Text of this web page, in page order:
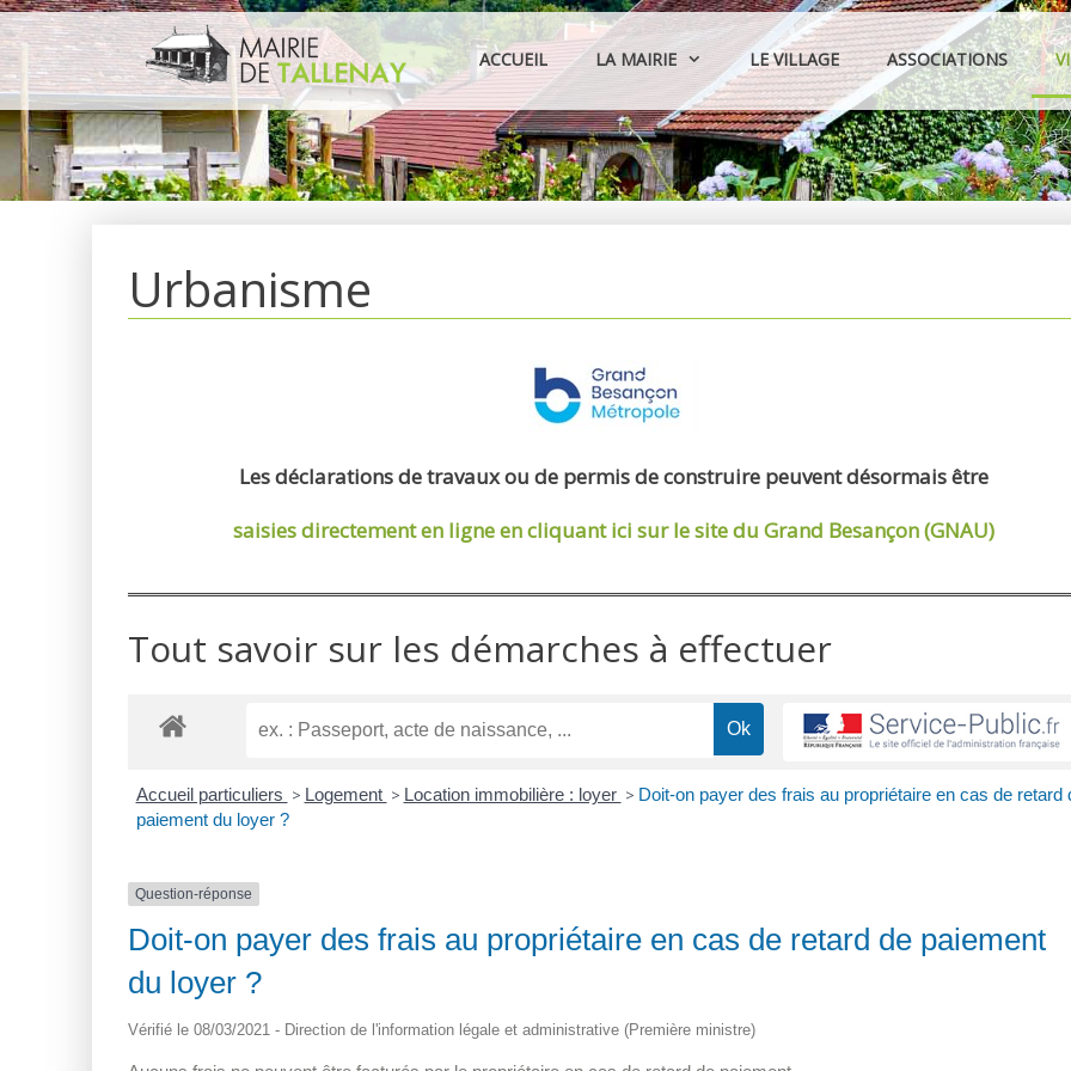
Aller
au
contenu
ACCUEIL LA MAIRIE LE VILLAGE ASSOCIATIONS
Urbanisme
Les déclarations de travaux ou de permis de construire peuvent désormais être
saisies directement en ligneen cliquant ici sur le site du Grand Besançon (GNAU)
Tout savoir sur les démarches à effectuer
Accueil particuliers > Logement > Location immobilière : loyer > Doit-on payer des frais au propriétaire en cas de retard
paiement du loyer ?
Question-réponse
Doit-on payer des frais au propriétaire en cas de retard de paiement
du loyer ?
Vérifié le 08/03/2021 - Direction de l'information légale et administrative (Première ministre)